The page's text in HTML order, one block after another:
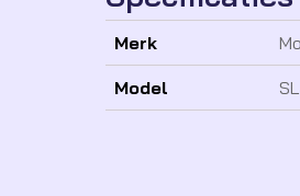
Merk
Model